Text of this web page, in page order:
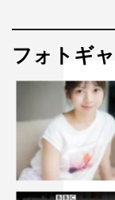
千鳥さんの『千
系）や『有吉の
んはもちろん、
な言葉でも太ら
てます！
◆そのほかに今ハ
フォトギ